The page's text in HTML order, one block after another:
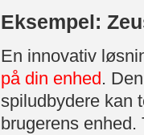
Eksempel:
En innovativ
på din enhed.
spiludbydere kan
brugerens enhed.